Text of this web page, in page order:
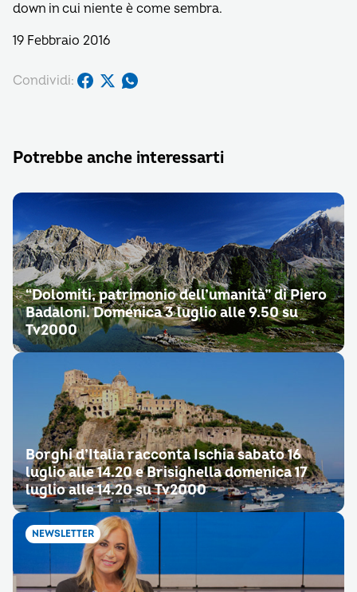
down in cui niente è come sembra.
19 Febbraio 2016
Condividi:
Potrebbe anche interessarti
“Dolomiti, patrimonio dell’umanità” di Piero
Badaloni. Domenica 3 luglio alle 9.50 su
Tv2000
Borghi d’Italia racconta Ischia sabato 16
luglio alle 14.20 e Brisighella domenica 17
luglio alle 14.20 su Tv2000
NEWSLETTER